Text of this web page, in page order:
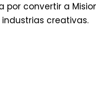
convertir a
creativas.